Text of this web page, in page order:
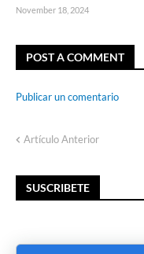
November 18, 2024
POST A COMMENT
Publicar un comentario
Artículo Anterior
SUSCRIBETE